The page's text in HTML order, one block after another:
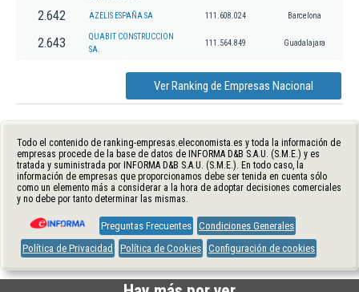
2.642 AZELIS ESPAÑA SA 111.608.024 Barcelona
2.643
QUABIT CONSTRUCCION
SA.
111.564.849 Guadalajara
Ver Ranking de Empresas Nacional
Todo el contenido de ranking-empresas.eleconomista.es y toda la información de
empresas procede de la base de datos de INFORMA D&B S.A.U. (S.M.E.) y es
tratada y suministrada por INFORMA D&B S.A.U. (S.M.E.). En todo caso, la
información de empresas que proporcionamos debe ser tenida en cuenta sólo
como un elemento más a considerar a la hora de adoptar decisiones comerciales
y no debe por tanto determinar las mismas.
Preguntas Frecuentes Condiciones Generales
Política de Privacidad
Política de Cookies Configuración de cookies